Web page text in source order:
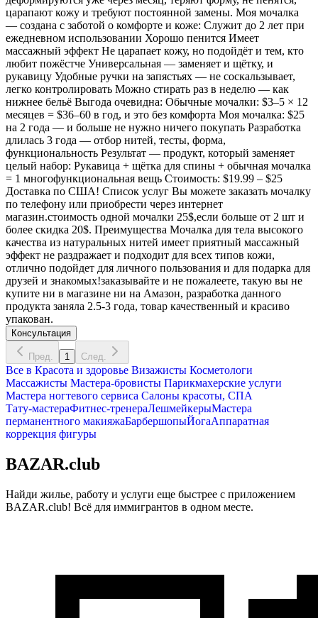
царапают кожу и требуют постоянной замены. Моя мочалка
— создана с заботой о комфорте и коже: Служит до 2 лет при
ежедневном использовании Хорошо пенится Имеет
массажный эффект Не царапает кожу, но подойдёт и тем, кто
любит пожёстче Универсальная — заменяет и щётку, и
рукавицу Удобные ручки на запястьях — не соскальзывает,
легко контролировать Можно стирать раз в неделю — как
нижнее бельё Выгода очевидна: Обычные мочалки: $3–5 × 12
месяцев = $36–60 в год, и это без комфорта Моя мочалка: $25
на 2 года — и больше не нужно ничего покупать Разработка
длилась 3 года — отбор нитей, тесты, форма,
функциональность Результат — продукт, который заменяет
целый набор: Рукавица + щётка для спины + обычная мочалка
= 1 многофункциональная вещь Стоимость: $19.99 – $25
Доставка по США! Список услуг Вы можете заказать мочалку
по телефону или приобрести через интернет
магазин.стоимость одной мочалки 25$,если больше от 2 шт и
более скидка 20$. Преимущества Мочалка для тела высокого
качества из натуральных нитей имеет приятный массажный
эффект не раздражает и подходит для всех типов кожи,
отлично подойдет для личного пользования и для подарка для
друзей и знакомых!заказывайте и не пожалеете, такую вы не
купите ни в магазине ни на Амазон, разработка данного
продукта заняла 2.5-3 года, товар качественный и красиво
упакован.
Консультация
Пред. 1 След.
Все в Красота и здоровье Визажисты Косметологи
Массажисты Мастера-бровисты Парикмахерские услуги
Мастера ногтевого сервиса Салоны красоты, СПА
Тату-мастераФитнес-тренераЛешмейкерыМастера
перманентного макияжаБарбершопыЙогаАппаратная
коррекция фигуры
BAZAR.club
Найди жилье, работу и услуги еще быстрее с приложением
BAZAR.club! Всё для иммигрантов в одном месте.